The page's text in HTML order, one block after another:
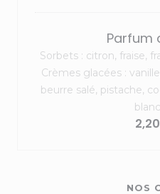
Parfum
Sorbets : citron, fraise,
Crèmes glacées :
beurre salé, pistache,
NOS